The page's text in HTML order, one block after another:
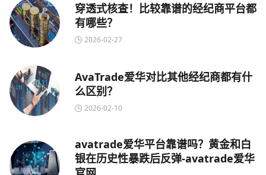
穿透式核查！比较靠谱的经纪商平台都
有哪些？
2026-02-27
AvaTrade爱华对比其他经纪商都有什
么区别？
2026-02-10
avatrade爱华平台靠谱吗？黄金和白
银在历史性暴跌后反弹-avatrade爱华